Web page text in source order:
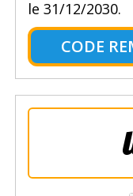
le 31/12/2030.
CODE